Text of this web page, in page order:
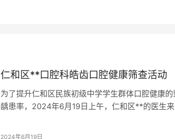
仁和区**口腔科皓齿口腔健康筛查活动
为了提升仁和区民族初级中学学生群体口腔健康
龋患率，2024年6月19日上午，仁和区**的医生
2024年6月19日